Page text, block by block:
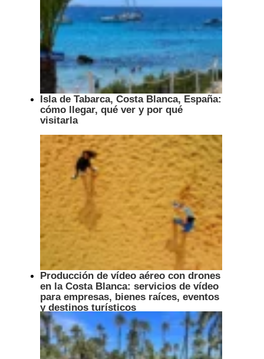
Isla de Tabarca, Costa Blanca, España:
cómo llegar, qué ver y por qué
visitarla
Producción de vídeo aéreo con drones
en la Costa Blanca: servicios de vídeo
para empresas, bienes raíces, eventos
y destinos turísticos